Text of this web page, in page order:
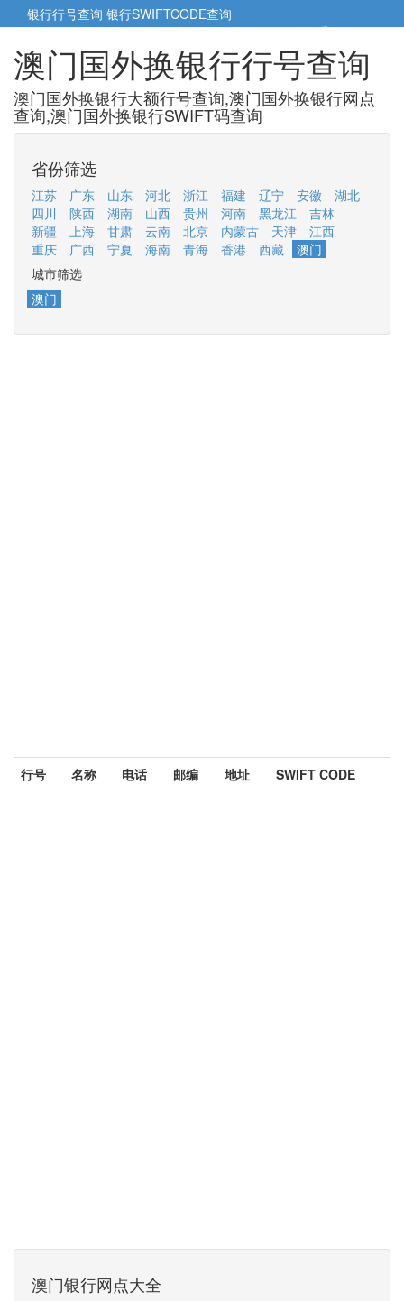
银行行号查询 银行SWIFTCODE查询
5cm小帮手5cm.cn
澳门国外换银行行号查询
澳门国外换银行大额行号查询,澳门国外换银行网点
查询,澳门国外换银行SWIFT码查询
省份筛选
江苏 广东 山东 河北 浙江 福建 辽宁 安徽
湖北
四川
陕西 湖南 山西 贵州 河南 黑龙江
吉林
新疆
上海 甘肃 云南 北京 内蒙古 天津
江西
重庆
广西 宁夏 海南 青海 香港 西藏
澳门
城市筛选
澳门
行号 名称 电话 邮编 地址 SWIFT CODE
澳门银行网点大全